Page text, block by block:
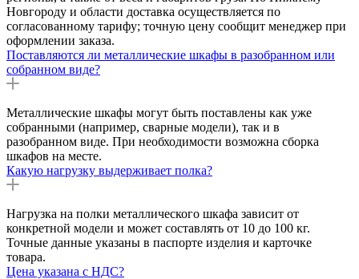
Новгороду и области доставка осуществляется по
согласованному тарифу; точную цену сообщит менеджер при
оформлении заказа.
Поставляются ли металлические шкафы в разобранном или
собранном виде?
Металлические шкафы могут быть поставлены как уже
собранными (например, сварные модели), так и в
разобранном виде. При необходимости возможна сборка
шкафов на месте.
Какую нагрузку выдерживает полка?
Нагрузка на полки металлического шкафа зависит от
конкретной модели и может составлять от 10 до 100 кг.
Точные данные указаны в паспорте изделия и карточке
товара.
Цена указана с НДС?